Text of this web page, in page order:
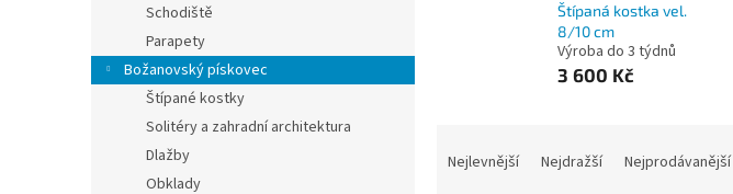
Schodiště
Parapety
Božanovský pískovec
Štípané kostky
Solitéry a zahradní architektura
Dlažby
Obklady
Štípaná kostka vel.
8/10 cm
Výroba do 3 týdnů
3 600 Kč
Nejlevnější Nejdražší Nejprodávanější